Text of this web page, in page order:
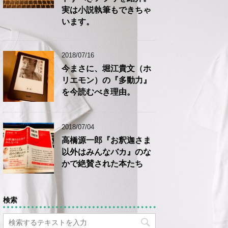
実は小説執筆もできちゃ
います。
2018/07/16
今まさに、堀江貴文（ホ
リエモン）の『多動力』
を今読むべき理由。
2018/07/04
高橋源一郎『お釈迦さま
以外はみんなバカ』のな
かで絶賛された本たち
検索